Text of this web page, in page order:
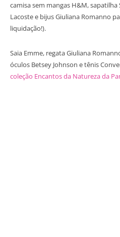
camisa sem mangas H&M, sapatilha
Lacoste e bijus Giuliana Romanno
liquidação!).
Saia Emme, regata Giuliana
óculos Betsey Johnson e tênis
coleção Encantos da Natureza da